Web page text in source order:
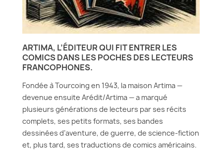
ARTIMA, L’ÉDITEUR QUI FIT ENTRER LES
COMICS DANS LES POCHES DES LECTEURS
FRANCOPHONES.
Fondée à Tourcoing en 1943, la maison Artima —
devenue ensuite Arédit/Artima — a marqué
plusieurs générations de lecteurs par ses récits
complets, ses petits formats, ses bandes
dessinées d’aventure, de guerre, de science-fiction
et, plus tard, ses traductions de comics américains.